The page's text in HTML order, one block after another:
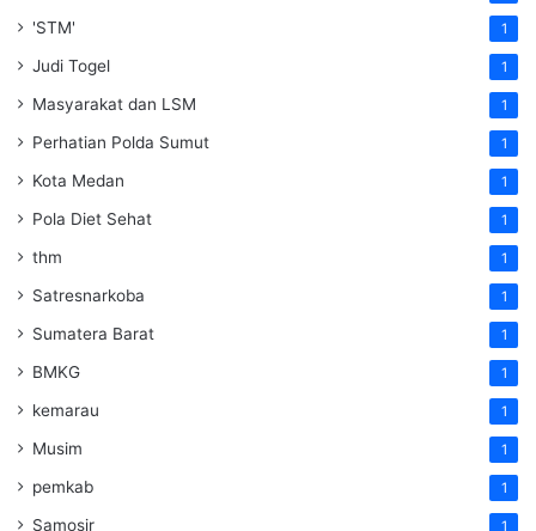
'STM' 1
Judi Togel 1
Masyarakat dan LSM 1
Perhatian Polda Sumut 1
Kota Medan 1
Pola Diet Sehat 1
thm 1
Satresnarkoba 1
Sumatera Barat 1
BMKG 1
kemarau 1
Musim 1
pemkab 1
Samosir 1